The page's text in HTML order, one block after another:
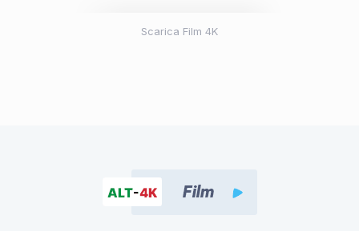
Scarica Film 4K